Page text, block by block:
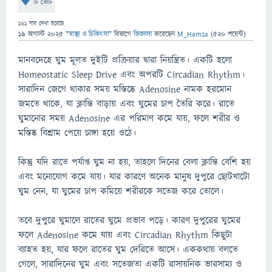
টি ভোট
161 বার দেখা হয়েছে
19 অগাস্ট 2025 "স্বাস্থ্য ও চিকিৎসা" বিভাগে জিজ্ঞাসাকরেছেনM_Hamza (520 পয়েন্ট)
মানবদেহে ঘুম মূলত দুইটি প্রক্রিয়ার দ্বারা নিয়ন্ত্রিত। একটি হলো
Homeostatic Sleep Drive এবং অপরটি Circadian Rhythm।
সারাদিন জেগে থাকার সময় মস্তিষ্কে Adenosine নামক হরমোন
জমতে থাকে, যা ক্লান্তি বাড়ায় এবং ঘুমের চাপ তৈরি করে। রাতে
ঘুমানোর সময় Adenosine এর পরিমাণ কমে যায়, ফলে শরীর ও
মস্তিষ্ক বিশ্রাম পেয়ে চাঙ্গা হয়ে ওঠে।
কিন্তু যদি রাতে পর্যাপ্ত ঘুম না হয়, তাহলে দিনের বেলা ক্লান্তি বেশি হয়
এবং মনোযোগ কমে যায়। যার কারণে অনেক মানুষ দুপুরে ছোটখাটো
ঘুম নেন, যা ঘুমের চাপ কমিয়ে শরীরকে সতেজ করে তোলে।
তবে দুপুরে ঘুমালে রাতের ঘুমে প্রভাব পড়ে। কারণ দুপুরের ঘুমের
ফলে Adenosine কমে যায় এবং Circadian Rhythm কিছুটা
ব্যাহত হয়, যার ফলে রাতের ঘুম দেরিতে আসে। এককথায় বলতে
গেলে, সারাদিনের ঘুম এবং সতেজতা একটি রাসায়নিক ভারসাম্য ও